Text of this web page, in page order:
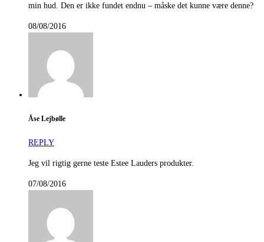
min hud. Den er ikke fundet endnu – måske det kunne være denne?
08/08/2016
Åse Lejbølle
REPLY
Jeg vil rigtig gerne teste Estee Lauders produkter.
07/08/2016